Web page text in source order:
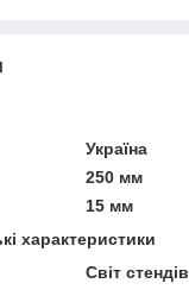
Україна
250 мм
15 мм
характеристики
Світ стендів